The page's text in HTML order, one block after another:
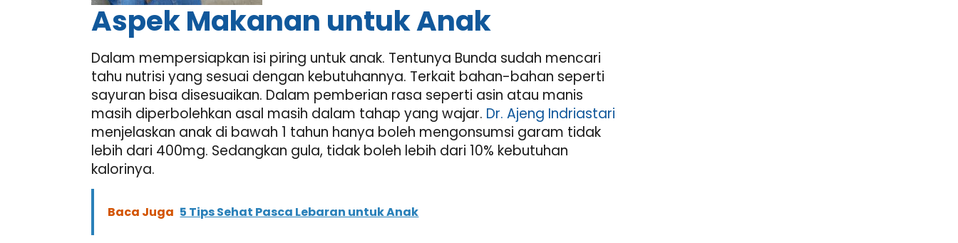
Aspek Makanan untuk Anak
Dalam mempersiapkan isi piring untuk anak. Tentunya Bunda sudah mencari
tahu nutrisi yang sesuai dengan kebutuhannya. Terkait bahan-bahan seperti
sayuran bisa disesuaikan. Dalam pemberian rasa seperti asin atau manis
masih diperbolehkan asal masih dalam tahap yang wajar. Dr. Ajeng Indriastari
menjelaskan anak di bawah 1 tahun hanya boleh mengonsumsi garam tidak
lebih dari 400mg. Sedangkan gula, tidak boleh lebih dari 10% kebutuhan
kalorinya.
Baca Juga 5 Tips Sehat Pasca Lebaran untuk Anak